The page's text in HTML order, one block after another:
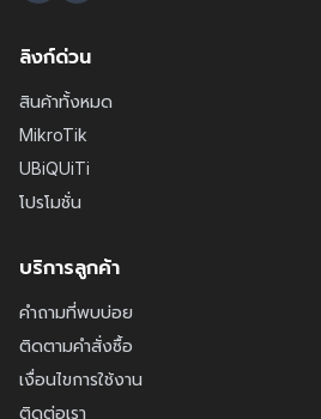
ลิงก์ด่วน
สินค้าทั้งหมด
MikroTik
UBiQUiTi
โปรโมชั่น
บริการลูกค้า
คำถามที่พบบ่อย
ติดตามคำสั่งซื้อ
เงื่อนไขการใช้งาน
ติดต่อเรา